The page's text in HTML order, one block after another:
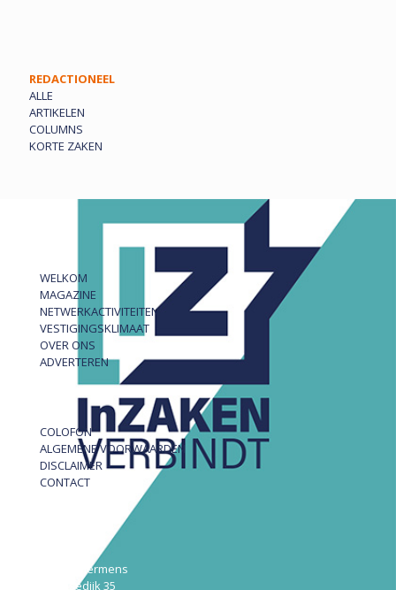
REDACTIONEEL
ALLE
ARTIKELEN
COLUMNS
KORTE ZAKEN
WELKOM
MAGAZINE
NETWERKACTIVITEITEN
VESTIGINGSKLIMAAT
OVER ONS
ADVERTEREN
COLOFON
ALGEMENE VOORWAARDEN
DISCLAIMER
CONTACT
Robert Hermens
Udensedijk 35